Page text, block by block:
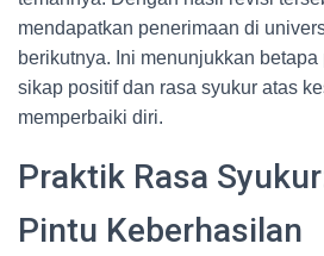
mendapatkan penerimaan di
berikutnya. Ini menunjukkan
sikap positif dan rasa syukur atas
memperbaiki diri.
Praktik Rasa
Pintu Keberhasilan